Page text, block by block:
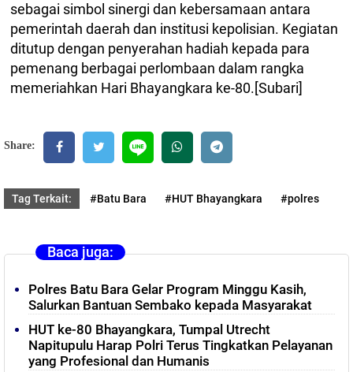
sebagai simbol sinergi dan kebersamaan antara
pemerintah daerah dan institusi kepolisian. Kegiatan
ditutup dengan penyerahan hadiah kepada para
pemenang berbagai perlombaan dalam rangka
memeriahkan Hari Bhayangkara ke-80.[Subari]
Share:
Tag Terkait: #Batu Bara #HUT Bhayangkara #polres
Baca juga:
Polres Batu Bara Gelar Program Minggu Kasih,
Salurkan Bantuan Sembako kepada Masyarakat
HUT ke-80 Bhayangkara, Tumpal Utrecht
Napitupulu Harap Polri Terus Tingkatkan Pelayanan
yang Profesional dan Humanis